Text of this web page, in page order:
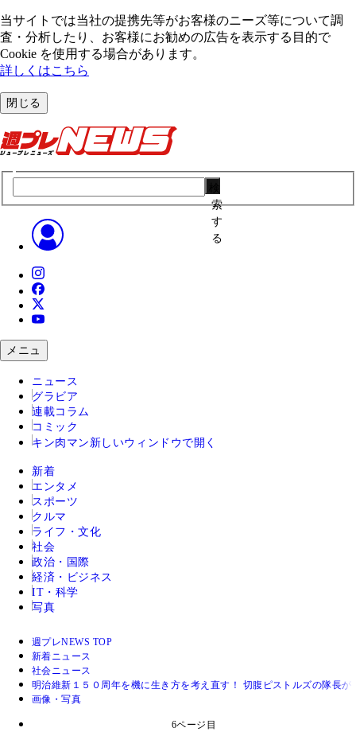
当サイトでは当社の提携先等がお客様のニーズ等について調
査・分析したり、お客様にお勧めの広告を表⽰する⽬的で
Cookie を使⽤する場合があります。
詳しくはこちら
閉じる
索
す
る
メニュ
ニュース
グラビア
連載コラム
コミック
キン肉マン 新しいウィンドウで開く
新着
エンタメ
スポーツ
クルマ
ライフ・文化
社会
政治・国際
経済・ビジネス
IT・科学
写真
週プレNEWS TOP
新着ニュース
社会ニュース
明治維新１５０周年を機に生き方を考え直す！ 切腹ピストルズの隊長
画像・写真
6ページ目